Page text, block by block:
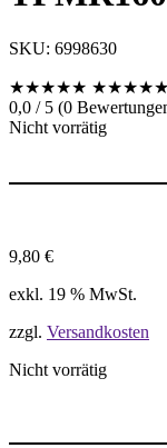
SKU: 6998630
★★★★★ ★★★★★
0,0 / 5 (0
Nicht vorrätig
9,80 €
exkl. 19 % MwSt.
zzgl. Versandkosten
Nicht vorrätig